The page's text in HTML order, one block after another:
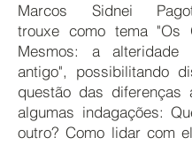
Marcos Sidnei
trouxe como tema "Os
Mesmos: a alteridade
antigo", possibilitando
questão das
algumas indagações:
outro? Como lidar com